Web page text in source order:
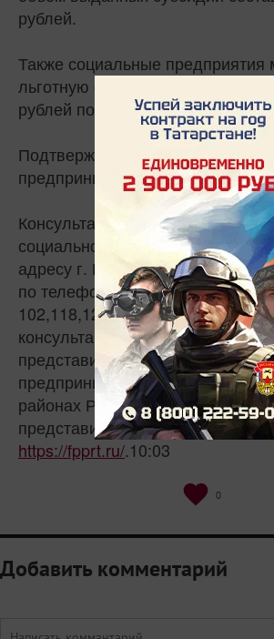
рублей.
Также социальные предприятия
льготную финансовую
рублей под 4,5% годовых.
Подтверждать статус социального
предпринимателя необходимо
Консультации проходят в
социальной сферы Центра «Мой
адресу г. Казань, ул.
по телефону: +7(843) 222-90-60
102,118,124), эл.почта
консультацию можно получить у
представителе Фонда
предпринимательства в
районах Республики Татарстан.
представителей представлены
https://fpprt.ru/.10:03
0
Добавить комментарий